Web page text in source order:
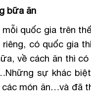
bữa ăn
quốc gia trên
có quốc gia
về cách ăn thì
sự khác
các món ăn…và